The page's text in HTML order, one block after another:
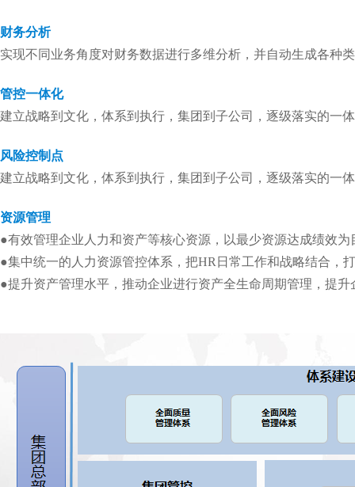
财务分析
实现不同业务角度对财务数据进行多维分析，并自动生成各种
管控一体化
建立战略到文化，体系到执行，集团到子公司，逐级落实的一
风险控制点
建立战略到文化，体系到执行，集团到子公司，逐级落实的一
资源管理
●有效管理企业人力和资产等核心资源，以最少资源达成绩效为
●集中统一的人力资源管控体系，把HR日常工作和战略结合，
●提升资产管理水平，推动企业进行资产全生命周期管理，提升